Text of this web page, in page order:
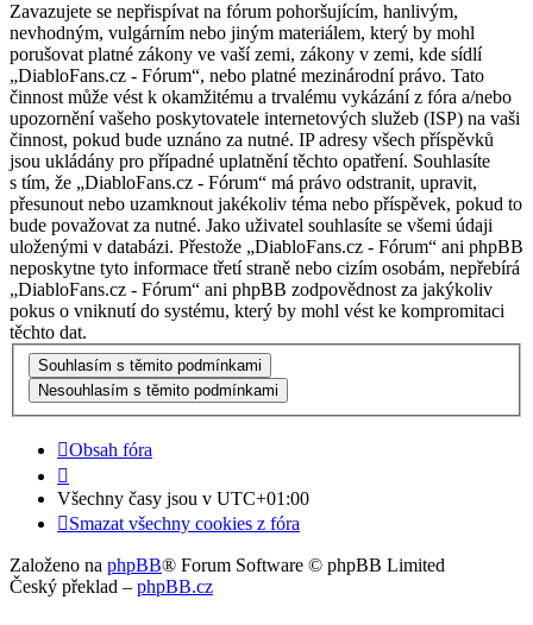
Zavazujete se nepřispívat na fórum pohoršujícím, hanlivým,
nevhodným, vulgárním nebo jiným materiálem, který by mohl
porušovat platné zákony ve vaší zemi, zákony v zemi, kde sídlí
„DiabloFans.cz - Fórum“, nebo platné mezinárodní právo. Tato
činnost může vést k okamžitému a trvalému vykázání z fóra a/nebo
upozornění vašeho poskytovatele internetových služeb (ISP) na vaši
činnost, pokud bude uznáno za nutné. IP adresy všech příspěvků
jsou ukládány pro případné uplatnění těchto opatření. Souhlasíte
s tím, že „DiabloFans.cz - Fórum“ má právo odstranit, upravit,
přesunout nebo uzamknout jakékoliv téma nebo příspěvek, pokud to
bude považovat za nutné. Jako uživatel souhlasíte se všemi údaji
uloženými v databázi. Přestože „DiabloFans.cz - Fórum“ ani phpBB
neposkytne tyto informace třetí straně nebo cizím osobám, nepřebírá
„DiabloFans.cz - Fórum“ ani phpBB zodpovědnost za jakýkoliv
pokus o vniknutí do systému, který by mohl vést ke kompromitaci
těchto dat.
Obsah fóra
Všechny časy jsou v UTC+01:00
Smazat všechny cookies z fóra
Založeno na phpBB® Forum Software © phpBB Limited
Český překlad – phpBB.cz